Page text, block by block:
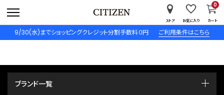
9/30(水)までショッピングクレジット分割手数料０円 ご利用条件はこちら
ストア お気に入り カート
0
ブランド一覧